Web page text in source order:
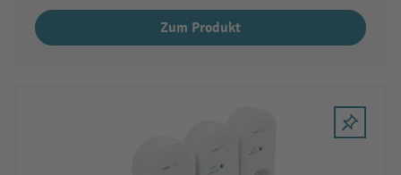
Zum Produkt